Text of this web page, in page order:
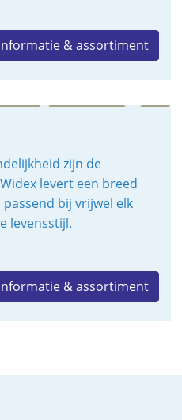
& assortiment
zijn de
levert een breed
bij vrijwel elk
levensstijl.
& assortiment